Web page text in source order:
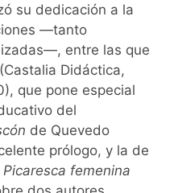
su dedicación a la
—tanto
entre las que
(Castalia Didáctica,
que pone especial
del
de Quevedo
prólogo, y la de
Picaresca femenina